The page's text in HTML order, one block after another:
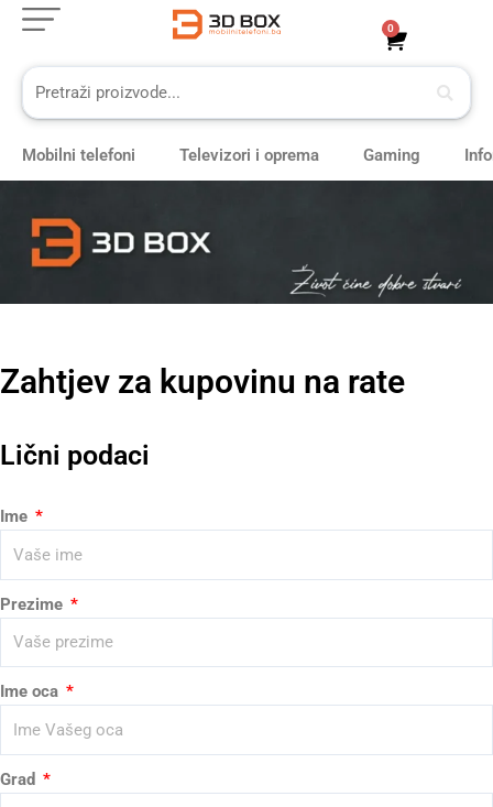
Skip
content
0
Cart
Mobilni telefoni Televizori i oprema Gaming
Zahtjev za kupovinu na rate
Lični podaci
Ime
Prezime
Ime oca
Grad